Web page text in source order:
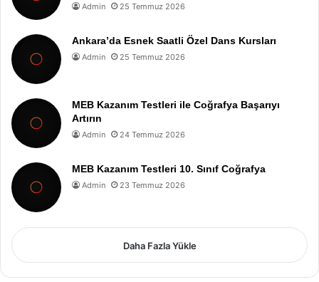
Admin 25 Temmuz 2026
Ankara’da Esnek Saatli Özel Dans Kursları
Admin 25 Temmuz 2026
MEB Kazanım Testleri ile Coğrafya Başarıyı
Artırın
Admin 24 Temmuz 2026
MEB Kazanım Testleri 10. Sınıf Coğrafya
Admin 23 Temmuz 2026
Daha Fazla Yükle